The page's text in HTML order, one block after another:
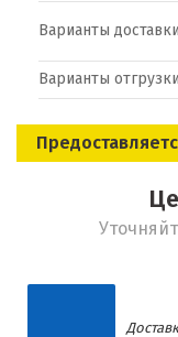
Варианты
Варианты